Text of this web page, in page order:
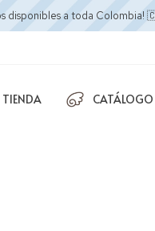
disponibles a toda
TIENDA